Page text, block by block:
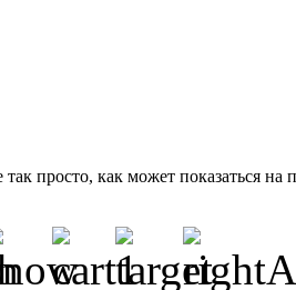
так просто, как может показаться